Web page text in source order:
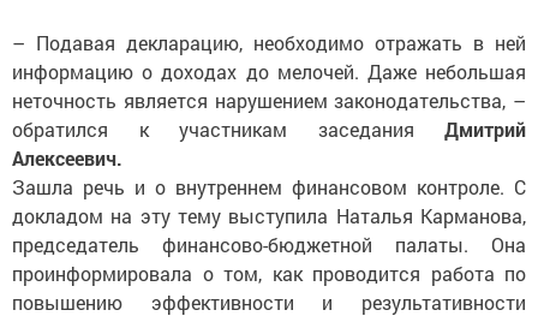
– Подавая декларацию, необходимо отражать в ней
информацию о доходах до мелочей. Даже небольшая
неточность является нарушением законодательства, –
обратился к участникам заседания Дмитрий
Алексеевич.
Зашла речь и о внутреннем финансовом контроле. С
докладом на эту тему выступила Наталья Карманова,
председатель финансово-бюджетной палаты. Она
проинформировала о том, как проводится работа по
повышению эффективности и результативности